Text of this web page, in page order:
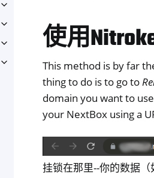
Toggle navigation of NetHSM
Toggle navigation of NitroWall
Toggle navigation of NitroWall
Toggle navigation of 软件
使用
This method is by far
thing to do is to go to
domain you want to
your NextBox using a
挂锁在那里--你的数据